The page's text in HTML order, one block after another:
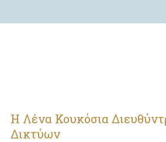
Η Λένα Κουκόσια
Δικτύων